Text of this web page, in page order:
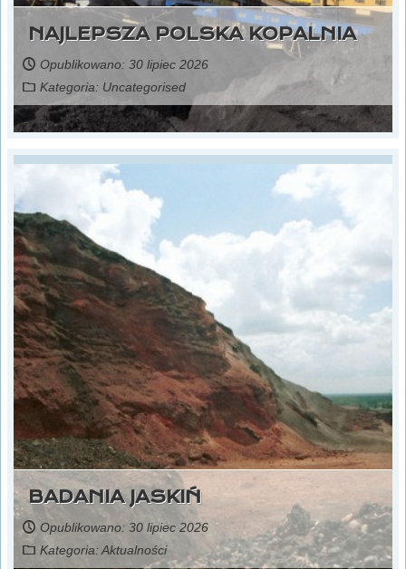
NAJLEPSZA POLSKA KOPALNIA
Opublikowano: 30 lipiec 2026
Kategoria: Uncategorised
BADANIA JASKIŃ
Opublikowano: 30 lipiec 2026
Kategoria:Aktualności